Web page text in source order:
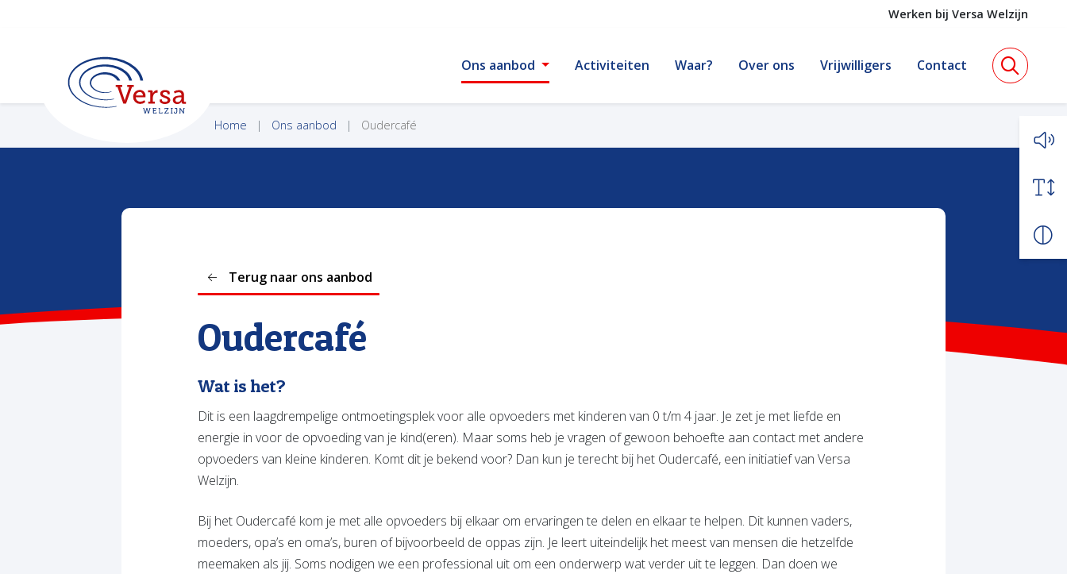
Werken bij Versa Welzijn
VERSA WELZIJN Ons aanbod Activiteiten Waar? Over ons Vrijwilligers Contact
Home Ons aanbod Oudercafé
Terug naar ons aanbod
Oudercafé
Wat is het?
Dit is een laagdrempelige ontmoetingsplek voor alle opvoeders met kinderen van 0 t/m 4 jaar. Je zet je met liefde en
energie in voor de opvoeding van je kind(eren). Maar soms heb je vragen of gewoon behoefte aan contact met andere
opvoeders van kleine kinderen. Komt dit je bekend voor? Dan kun je terecht bij het Oudercafé, een initiatief van Versa
Welzijn.
Bij het Oudercafé kom je met alle opvoeders bij elkaar om ervaringen te delen en elkaar te helpen. Dit kunnen vaders,
moeders, opa’s en oma’s, buren of bijvoorbeeld de oppas zijn. Je leert uiteindelijk het meest van mensen die hetzelfde
meemaken als jij. Soms nodigen we een professional uit om een onderwerp wat verder uit te leggen. Dan doen we